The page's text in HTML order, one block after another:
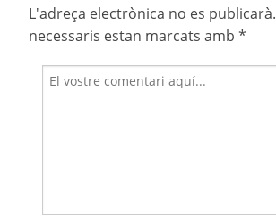
L'adreça electrònica no es publicarà.
necessaris estan marcats amb *